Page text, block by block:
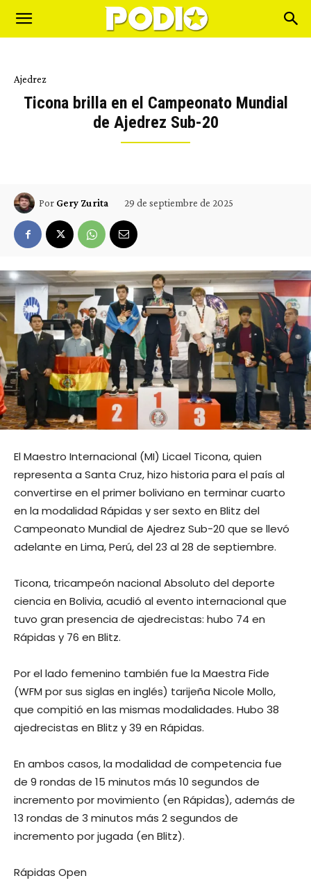
Ajedrez
Ticona brilla en el Campeonato Mundial
de Ajedrez Sub-20
Por Gery Zurita 29 de septiembre de 2025
El Maestro Internacional (MI) Licael Ticona, quien
representa a Santa Cruz, hizo historia para el país al
convertirse en el primer boliviano en terminar cuarto
en la modalidad Rápidas y ser sexto en Blitz del
Campeonato Mundial de Ajedrez Sub-20 que se llevó
adelante en Lima, Perú, del 23 al 28 de septiembre.
Ticona, tricampeón nacional Absoluto del deporte
ciencia en Bolivia, acudió al evento internacional que
tuvo gran presencia de ajedrecistas: hubo 74 en
Rápidas y 76 en Blitz.
Por el lado femenino también fue la Maestra Fide
(WFM por sus siglas en inglés) tarijeña Nicole Mollo,
que compitió en las mismas modalidades. Hubo 38
ajedrecistas en Blitz y 39 en Rápidas.
En ambos casos, la modalidad de competencia fue
de 9 rondas de 15 minutos más 10 segundos de
incremento por movimiento (en Rápidas), además de
13 rondas de 3 minutos más 2 segundos de
incremento por jugada (en Blitz).
Rápidas Open